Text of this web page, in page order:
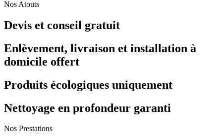
Nos Atouts
Devis et conseil gratuit
Enlèvement, livraison et installation à
domicile offert
Produits écologiques uniquement
Nettoyage en profondeur garanti
Nos Prestations